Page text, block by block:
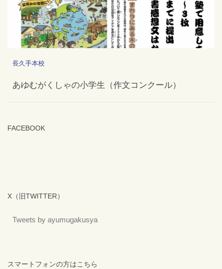
長久手本校
あゆむがくしゃの小学生（作文コンクール）
FACEBOOK
X（旧TWITTER）
Tweets by ayumugakusya
スマートフォンの方はこちら